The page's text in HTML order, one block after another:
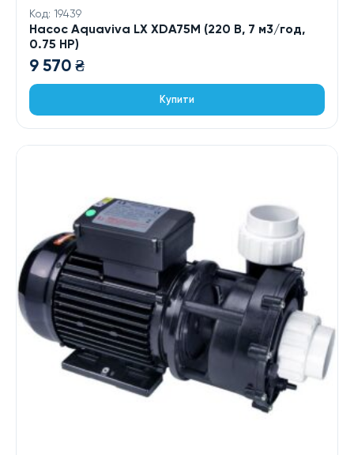
Код: 19439
Насос Aquaviva LX XDA75M (220 В, 7 м3/год,
0.75 HP)
9 570₴
Купити